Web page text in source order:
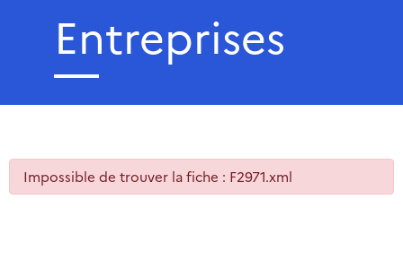
Entreprises
Impossible de trouver la fiche : F2971.xml